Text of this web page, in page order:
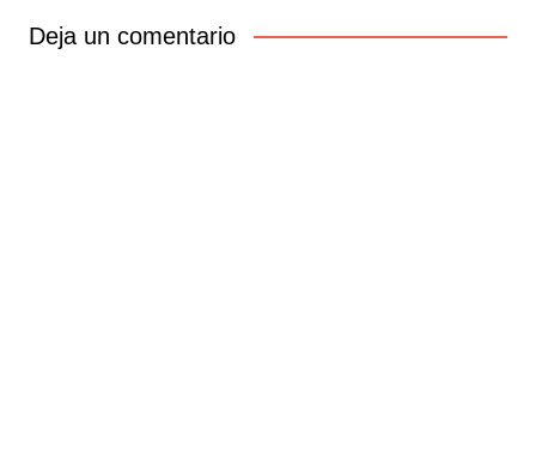
entradas
Deja un comentario